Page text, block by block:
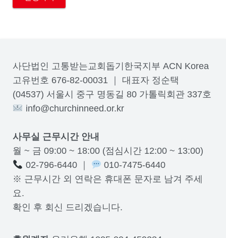
사단법인 고통받는교회돕기한국지부 ACN Korea
고유번호 676-82-00031 ｜ 대표자 정순택
(04537) 서울시 중구 명동길 80 가톨릭회관 337호
info@churchinneed.or.kr
사무실 근무시간 안내
월 ~ 금 09:00 ~ 18:00 (점심시간 12:00 ~ 13:00)
02-796-6440 ｜
010-7475-6440
※ 근무시간 외 연락은 휴대폰 문자로 남겨 주세
요.
확인 후 회신 드리겠습니다.